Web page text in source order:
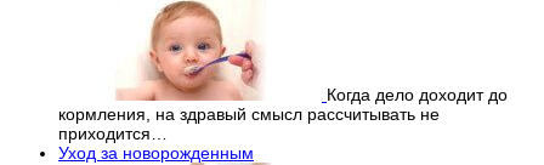
Когда дело доходит до
кормления, на здравый смысл рассчитывать не
приходится…
Уход за новорожденным